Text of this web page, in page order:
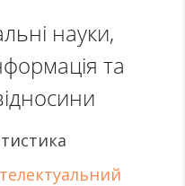
науки,
та